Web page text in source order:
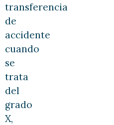
transferencia
de
accidente
cuando
se
trata
del
grado
X,